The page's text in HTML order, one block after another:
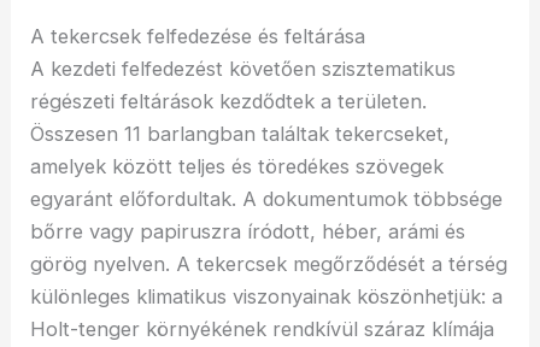
A tekercsek felfedezése és feltárása
A kezdeti felfedezést követően szisztematikus
régészeti feltárások kezdődtek a területen.
Összesen 11 barlangban találtak tekercseket,
amelyek között teljes és töredékes szövegek
egyaránt előfordultak. A dokumentumok többsége
bőrre vagy papiruszra íródott, héber, arámi és
görög nyelven. A tekercsek megőrződését a térség
különleges klimatikus viszonyainak köszönhetjük: a
Holt-tenger környékének rendkívül száraz klímája